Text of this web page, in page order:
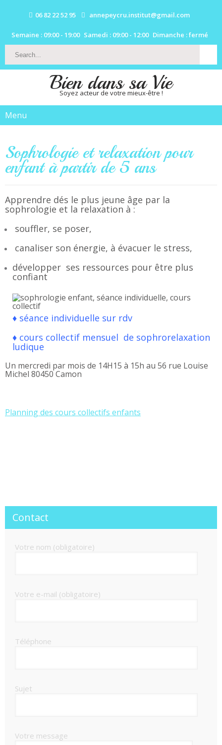
06 82 22 52 95 annepeycru.institut@gmail.com
Semaine : 09:00 - 19:00 Samedi : 09:00 - 12:00 Dimanche : fermé
Bien dans sa Vie
Soyez acteur de votre mieux-être !
Menu
Sophrologie et relaxation pour
enfant à partir de 5 ans
Apprendre dés le plus jeune âge par la
sophrologie et la relaxation à :
souffler, se poser,
canaliser son énergie, à évacuer le stress,
développer ses ressources pour être plus
confiant
♦ séance individuelle sur rdv
♦ cours collectif mensuel de sophrorelaxation
ludique
Un mercredi par mois de 14H15 à 15h au 56 rue Louise
Michel 80450 Camon
Planning des cours collectifs enfants
Contact
Votre nom (obligatoire)
Votre e-mail (obligatoire)
Téléphone
Sujet
Votre message